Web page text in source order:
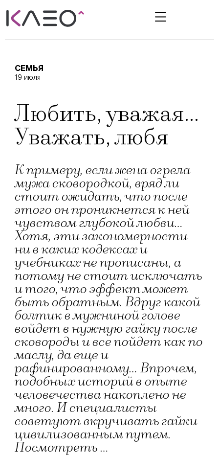
СЕМЬЯ
19 июля
Любить, уважая…
Уважать, любя
К примеру, если жена огрела
мужа сковородкой, вряд ли
стоит ожидать, что после
этого он проникнется к ней
чувством глубокой любви...
Хотя, эти закономерности
ни в каких кодексах и
учебниках не прописаны, а
потому не стоит исключать
и того, что эффект может
быть обратным. Вдруг какой
болтик в мужниной голове
войдет в нужную гайку после
сковороды и все пойдет как по
маслу, да еще и
рафинированному... Впрочем,
подобных историй в опыте
человечества накоплено не
много. И специалисты
советуют вкручивать гайки
цивилизованным путем.
Посмотреть …